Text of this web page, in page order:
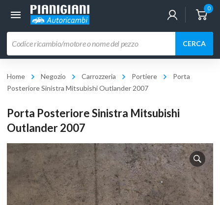
0
prodotti
CERCA
Home Negozio Carrozzeria Portiere
Porta
Posteriore Sinistra Mitsubishi Outlander 2007
Porta Posteriore Sinistra Mitsubishi
Outlander 2007